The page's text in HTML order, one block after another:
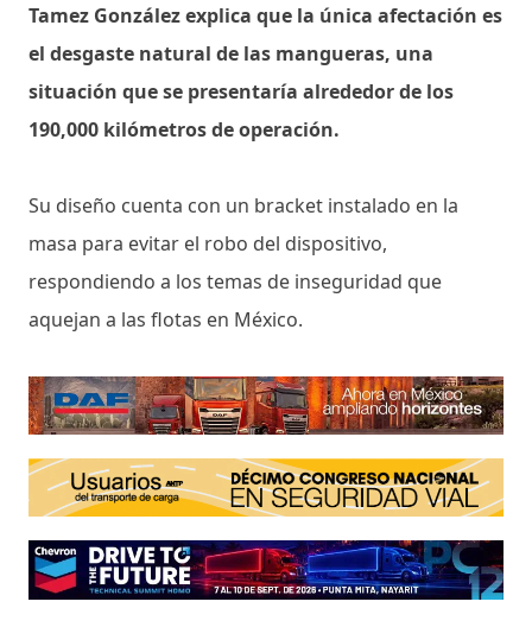
Tamez González explica que la única afectación es
el desgaste natural de las mangueras, una
situación que se presentaría alrededor de los
190,000 kilómetros de operación.
Su diseño cuenta con un bracket instalado en la
masa para evitar el robo del dispositivo,
respondiendo a los temas de inseguridad que
aquejan a las flotas en México.